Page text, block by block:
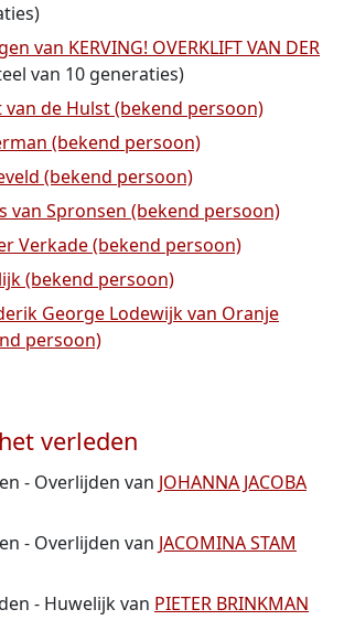
van KERVING! OVERKLIFT VAN DER
van 10 generaties)
de Hulst (bekend persoon)
(bekend persoon)
(bekend persoon)
van Spronsen (bekend persoon)
Verkade (bekend persoon)
(bekend persoon)
George Lodewijk van Oranje
persoon)
verleden
- Overlijden van JOHANNA JACOBA
- Overlijden van JACOMINA STAM
- Huwelijk van PIETER BRINKMAN